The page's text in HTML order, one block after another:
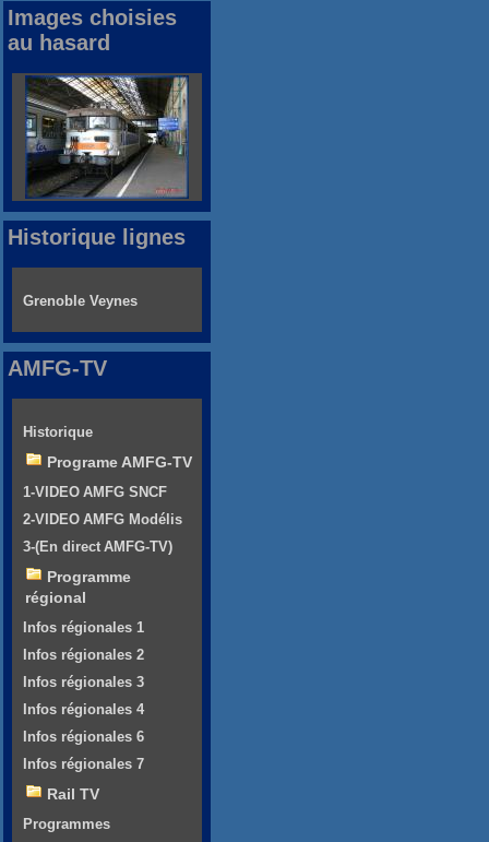
Images choisies
au hasard
Historique lignes
Grenoble Veynes
AMFG-TV
Historique
Programe AMFG-TV
1-VIDEO AMFG SNCF
2-VIDEO AMFG Modélis
3-(En direct AMFG-TV)
Programme
régional
Infos régionales 1
Infos régionales 2
Infos régionales 3
Infos régionales 4
Infos régionales 6
Infos régionales 7
Rail TV
Programmes